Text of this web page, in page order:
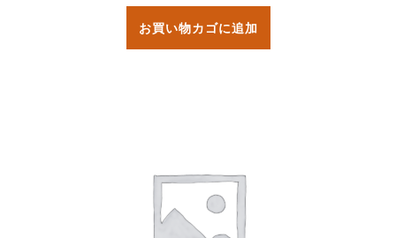
お買い物カゴに追加